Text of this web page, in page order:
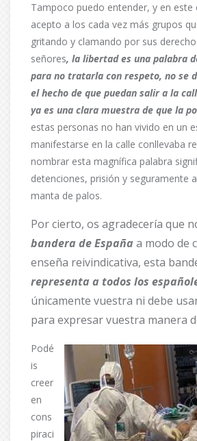
Tampoco puedo entender, y en
acepto a los cada vez más grupos
gritando y clamando por sus
señores, la libertad es una palabra
para no tratarla con respeto, no se
el hecho de que puedan salir a la
ya es una clara muestra de que la
estas personas no han vivido en un
manifestarse en la calle conllevaba
nombrar esta magnífica palabra
detenciones, prisión y seguramente
manta de palos.
Por cierto, os agradecería que
bandera de España a modo de
enseña reivindicativa, esta
representa a todos los
únicamente vuestra ni debe
para expresar vuestra manera
Podé
is
creer
en
cons
piraci